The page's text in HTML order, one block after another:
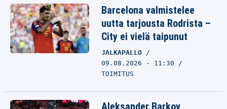
Barcelona valmistelee
uutta tarjousta Rodrista –
City ei vielä taipunut
JALKAPALLO
09.08.2026 - 11:30
TOIMITUS
Aleksander Barkov